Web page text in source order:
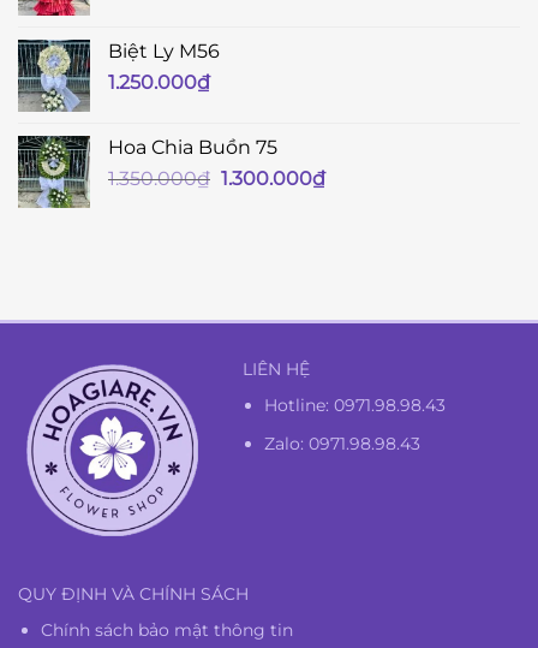
Biệt Ly M56
1.250.000₫
Hoa Chia Buồn 75
1.350.000₫ Giá
1.300.000₫Giá
LIÊN HỆ
Hotline:0971.98.98.43
Zalo: 0971.98.98.43
QUY ĐỊNH VÀ CHÍNH SÁCH
Chính sách bảo mật thông tin